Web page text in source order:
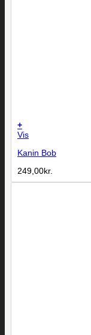
+
Vis
Kanin Bob
249,00kr.